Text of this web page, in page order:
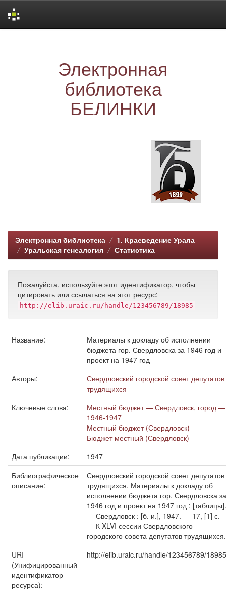
Электронная
библиотека
БЕЛИНКИ
Электронная библиотека
1. Краеведение Урала
Уральская генеалогия
Статистика
Пожалуйста, используйте этот идентификатор, чтобы
цитировать или ссылаться на этот ресурс:
http://elib.uraic.ru/handle/123456789/18985
Название:
Материалы к докладу об исполнении
бюджета гор. Свердловска за 1946 год и
проект на 1947 год
Авторы:
Свердловский городской совет депутатов
трудящихся
Ключевые слова:
Местный бюджет — Свердловск, город —
1946-1947
Местный бюджет (Свердловск)
Бюджет местный (Свердловск)
Дата публикации:
1947
Библиографическое
описание:
Свердловский городской совет депутатов
трудящихся. Материалы к докладу об
исполнении бюджета гор. Свердловска за
1946 год и проект на 1947 год : [таблицы].
— Свердловск : [б. и.], 1947. — 17, [1] с.
— К XLVI сессии Свердловского
городского совета депутатов трудящихся.
URI
(Унифицированный
идентификатор
ресурса):
http://elib.uraic.ru/handle/123456789/18985